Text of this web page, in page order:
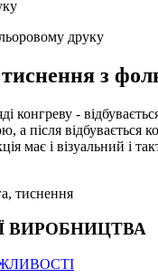
з
конгреву -
а після відбувається
має і візуальний і
ВИРОБНИЦТВА